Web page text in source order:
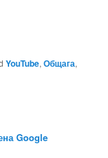
YouTube,Общага,
Google